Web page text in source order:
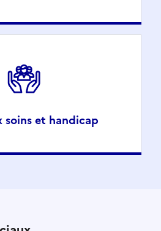
soins et handicap